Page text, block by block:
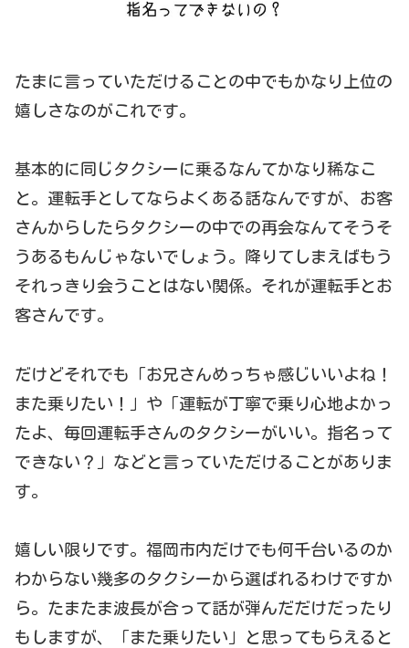
たまに言っていただけることの中でもかなり上位の
嬉しさなのがこれです。
基本的に同じタクシーに乗るなんてかなり稀なこ
と。運転手としてならよくある話なんですが、お客
さんからしたらタクシーの中での再会なんてそうそ
うあるもんじゃないでしょう。降りてしまえばもう
それっきり会うことはない関係。それが運転手とお
客さんです。
だけどそれでも「お兄さんめっちゃ感じいいよね！
また乗りたい！」や「運転が丁寧で乗り心地よかっ
たよ、毎回運転手さんのタクシーがいい。指名って
できない？」などと言っていただけることがありま
す。
嬉しい限りです。福岡市内だけでも何千台いるのか
わからない幾多のタクシーから選ばれるわけですか
ら。たまたま波長が合って話が弾んだだけだったり
もしますが、「また乗りたい」と思ってもらえると